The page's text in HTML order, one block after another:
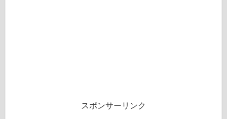
スポンサーリンク